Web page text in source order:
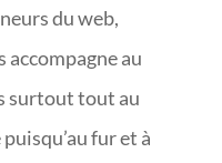
du web,
accompagne au
surtout tout au
fur et à